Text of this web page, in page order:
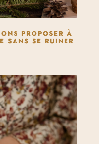
PROPOSER À
SANS SE RUINER